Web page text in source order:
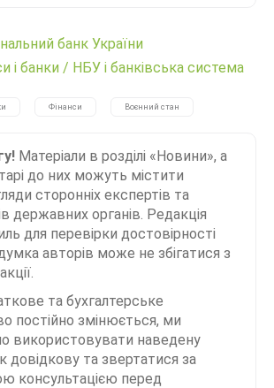
банк України
і банки / НБУ і банківська система
Фінанси Воєнний стан
Матеріали в розділі «Новини», а
до них можуть містити
сторонніх експертів та
державних органів. Редакція
для перевірки достовірності
авторів може не збігатися з
та бухгалтерське
постійно змінюється, ми
використовувати наведену
довідкову та звертатися за
консультацією перед